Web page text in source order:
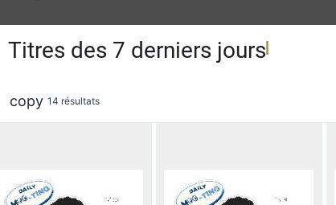
Titres des 7 derniers jours
copy 14 résultats